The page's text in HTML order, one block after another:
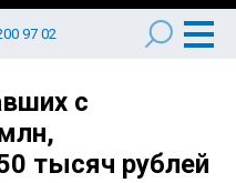
97 02
с
тысяч рублей